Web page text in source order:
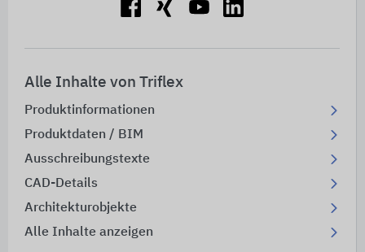
Alle Inhalte von Triflex
Produktinformationen
Produktdaten / BIM
Ausschreibungstexte
CAD-Details
Architekturobjekte
Alle Inhalte anzeigen